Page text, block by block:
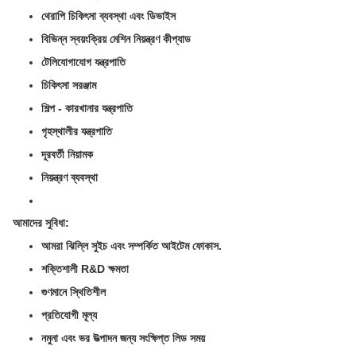
থেরাপি চিকিৎসা ব্যবস্থা এবং ডিভাইস
বিভিন্ন স্বয়ংক্রিয় মেশিন নিয়ন্ত্রণ কীপ্যাড
টেলিযোগাযোগ যন্ত্রপাতি
চিকিৎসা সরঞ্জাম
শিল্প - কারখানার যন্ত্রপাতি
গৃহস্থালীর যন্ত্রপাতি
দূরবর্তী নিয়ামক
নিয়ন্ত্রণ ব্যবস্থা
আমাদের সুবিধা:
আমরা ঝিল্লি সুইচ এবং সম্পর্কিত আইটেম ফোকাস.
শক্তিশালী R&D ক্ষমতা
গুণমানে স্থিতিশীল
প্রতিযোগী মূল্য
নমুনা এবং ভর উত্পাদন জন্য সংক্ষিপ্ত লিড সময়